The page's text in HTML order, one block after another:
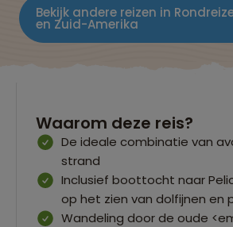
Bekijk andere reizen in
en Zuid-Amerika
Waarom deze reis?
De ideale combinatie van
strand
Inclusief boottocht naar
op het zien van dolfijnen en
Wandeling door de oude